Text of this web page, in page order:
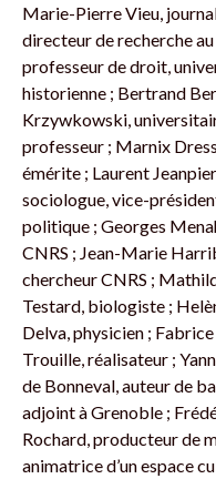
Marie-Pierre Vieu,
directeur de recherche
professeur de droit,
historienne ; Bertrand
Krzywkowski,
professeur ; Marnix
émérite ; Laurent
sociologue, vice-
politique ; Georges
CNRS ; Jean-Marie
chercheur CNRS ;
Testard, biologiste ;
Delva, physicien ;
Trouille, réalisateur ;
de Bonneval, auteur de
adjoint à Grenoble ;
Rochard, producteur de
animatrice d’un espace